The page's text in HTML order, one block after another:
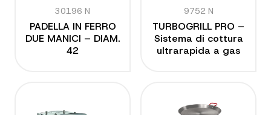
30196 N
PADELLA IN FERRO
DUE MANICI – DIAM.
42
9752 N
TURBOGRILL PRO –
Sistema di cottura
ultrarapida a gas